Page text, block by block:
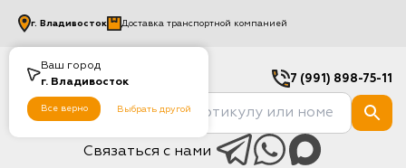
Ваш город
г. Владивосток
Все верно Выбрать другой
г. Владивосток Доставка транспортной компанией
7 (991) 898-75-11
Связаться с нами